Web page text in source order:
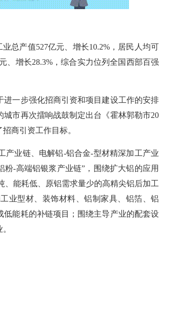
总产值527亿元、增长10.2%，居民人均可
、增长28.3%，综合实力位列全国西部百强
一步强化招商引资和项目建设工作的安排
市再次擂响战鼓制定出台
《霍林郭勒市20
商引资工作目标。
产业链、电解铝-铝合金-型材精深加工产业
-高端铝银浆产业链”，围绕扩大铝的应用
、能耗低、原铝需求量少的高精尖铝后加工
业型材、装饰材料、铝制家具、铝箔、铝
能耗的补链项目；围绕主导产业的配套设